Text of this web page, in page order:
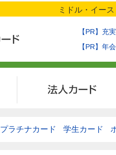
ミドル・イー
【PR】充
【PR】年
プラチナカード 学生カード